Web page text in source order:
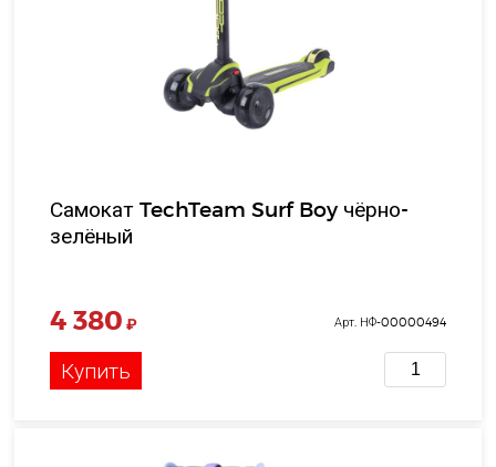
Самокат TechTeam Surf Boy чёрно-
зелёный
4 380 ₽ Арт. НФ-00000494
Купить